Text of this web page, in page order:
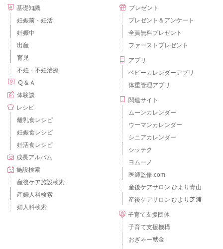
基礎知識
妊娠前・妊活
妊娠中
出産
育児
不妊・不妊治療
Ｑ＆Ａ
体験談
レシピ
離乳食レシピ
妊娠食レシピ
妊活食レシピ
成長アルバム
施設検索
産後ケア施設検索
産婦人科検索
婦人科検索
プレゼント
プレゼント＆アンケート
全員無料プレゼント
ファーストプレゼント
アプリ
ベビーカレンダーアプリ
体重管理アプリ
関連サイト
ムーンカレンダー
ウーマンカレンダー
シニアカレンダー
シッテク
ヨムーノ
医師監修.com
産後ケアサロン ひより青山
産後ケアサロン ひより芝浦
子育て支援団体
子育て支援機構
おぎゃー献金